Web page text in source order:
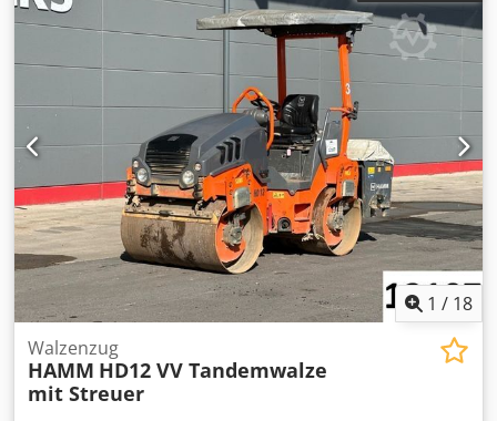
1 / 18
Walzenzug
HAMM HD12 VV Tandemwalze
mit Streuer